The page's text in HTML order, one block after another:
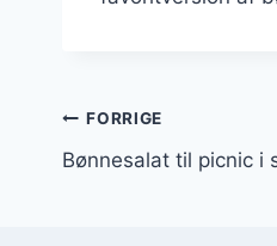
FORRIGE
Bønnesalat til picnic i